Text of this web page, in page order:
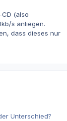
(also
s anliegen.
dass dieses nur
Unterschied?